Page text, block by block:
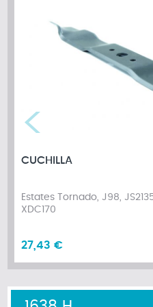
CUCHILLA
Estates Tornado, J98,
XDC170
27,43 €